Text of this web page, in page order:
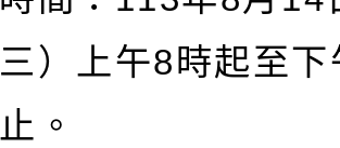
三）上午8時起至
止。